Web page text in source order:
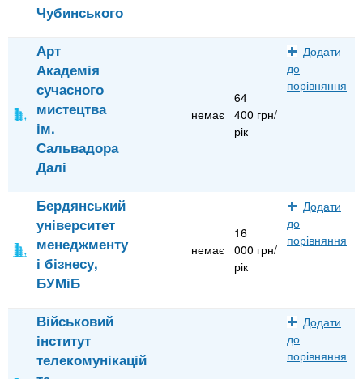
Чубинського
Арт
Академія
сучасного
мистецтва
ім.
Сальвадора
Далі
немає
64
400 грн/
рік
Додати
до
порівняння
Бердянський
університет
менеджменту
і бізнесу,
БУМіБ
немає
16
000 грн/
рік
Додати
до
порівняння
Військовий
інститут
телекомунікацій
Додати
до
порівняння